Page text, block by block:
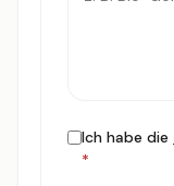
Ich habe die
*